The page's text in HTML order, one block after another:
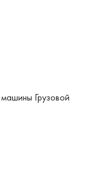
Грузовой